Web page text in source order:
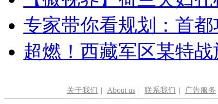
专家带你看规划：首
超燃！西藏军区某特
关于我们 | About us | 联系我们 | 广告服务